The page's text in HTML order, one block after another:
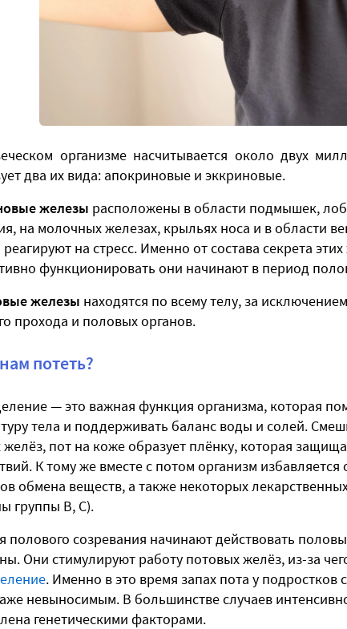
организме насчитывается около двух
два их вида: апокриновые и эккриновые.
железы расположены в области подмышек,
на молочных железах, крыльях носа и в области
на стресс. Именно от состава секрета
функционировать они начинают в период
железы находятся по всему телу, за
прохода и половых органов.
потеть?
— это важная функция организма, которая
тела и поддерживать баланс воды и солей.
пот на коже образует плёнку, которая
К тому же вместе с потом организм избавляется
обмена веществ, а также некоторых
группы В, С).
полового созревания начинают действовать
Они стимулируют работу потовых желёз, из-за
. Именно в это время запах пота у подростков
невыносимым. В большинстве случаев
генетическими факторами.